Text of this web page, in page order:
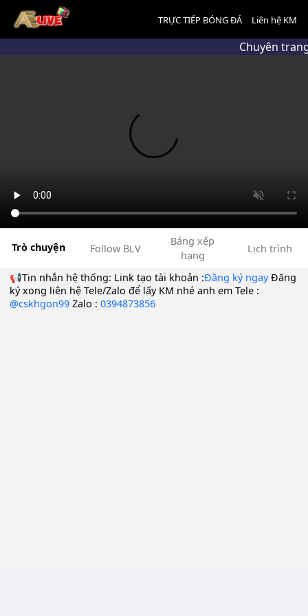
TRỰC TIẾP BÓNG ĐÁ Liên hệ KM
Chuyên
Trò chuyện Follow BLV
Bảng xếp
hạng
Lịch trình
📢Tin nhắn hệ thống: Link tạo tài khoản :Đăng ký ngayĐăng
ký xong liên hệ Tele/Zalo để lấy KM nhé anh em Tele :
@cskhgon99 Zalo : 0394873856